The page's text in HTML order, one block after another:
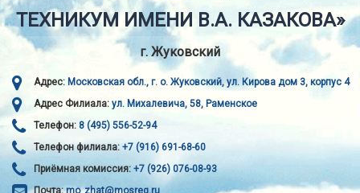
ТЕХНИКУМ ИМЕНИ В.А. КАЗАКОВА»
г. Жуковский
Адрес: Московская обл., г. о. Жуковский, ул. Кирова дом 3, корпус 4
Адрес Филиала: ул. Михалевича, 58, Раменское
Телефон: 8 (495) 556-52-94
Телефон филиала:+7 (916) 691-68-60
Приёмная комиссия: +7 (926) 076-08-93
Почта:mo_zhat@mosreg.ru